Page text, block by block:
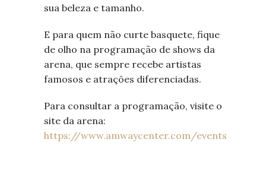
sua beleza e tamanho.
E para quem não curte basquete, fique
de olho na programação de shows da
arena, que sempre recebe artistas
famosos e atrações diferenciadas.
Para consultar a programação, visite o
site da arena:
https://www.amwaycenter.com/events